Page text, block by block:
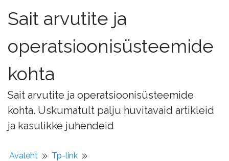
Sait arvutite ja
operatsioonisüsteemide
kohta
Sait arvutite ja operatsioonisüsteemide
kohta. Uskumatult palju huvitavaid artikleid
ja kasulikke juhendeid
Avaleht
Tp-link